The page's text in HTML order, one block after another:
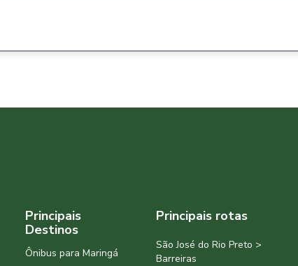
Principais
Destinos
Ônibus para Maringá
Principais rotas
São José do Rio Preto >
Barreiras